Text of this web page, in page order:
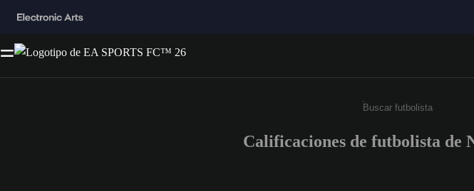
Ingresa un mínimo
Calificaciones de futbolista de